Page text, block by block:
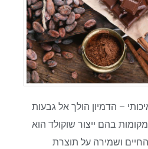
– הדמיון הולך אל גבעות
בהם ייצור שוקולד הוא
ושמירה על תוצרת